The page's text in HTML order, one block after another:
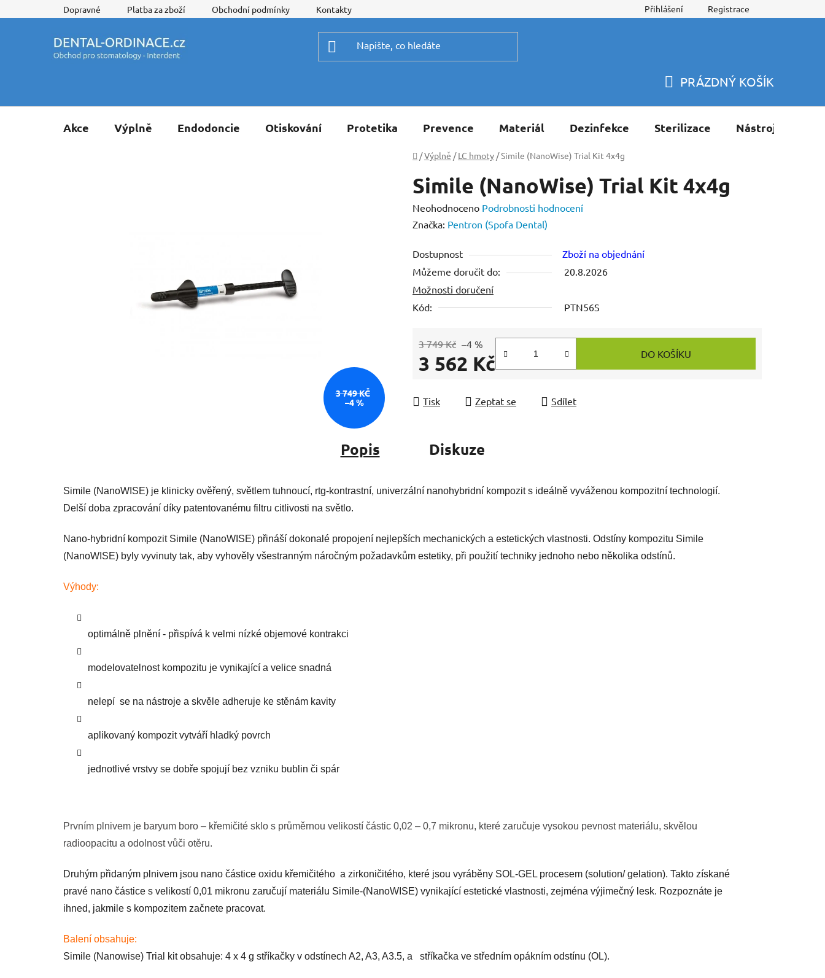
na
Dopravné Platba za zboží Obchodní podmínky Kontakty Přihlášení Registrace
KOŠÍK
PRÁZDNÝ KOŠÍK
Akce Výplně Endodoncie Otiskování Protetika Prevence Materiál Dezinfekce Sterilizace Nástroje
Domů
/Výplně / LC hmoty /Simile (NanoWise) Trial Kit 4x4g
Simile (NanoWise) Trial Kit 4x4g
Průměrné
hodnocení
je
0,0
z
5
Neohodnoceno Podrobnosti hodnocení
Značka: Pentron (Spofa Dental)
Dostupnost
Zboží na objednání
Můžeme doručit do:
20.8.2026
Možnosti doručení
Kód:
PTN56S
3 749 Kč –4 %
3 562 Kč DO KOŠÍKU
Tisk Zeptat se Sdílet
3 749 KČ
–4 %
Popis Diskuze
Simile (NanoWISE) je klinicky ověřený, světlem tuhnoucí, rtg-kontrastní, univerzální nanohybridní kompozit s ideálně vyváženou kompozitní technologií.
Delší doba zpracování díky patentovanému filtru citlivosti na světlo.
Nano-hybridní kompozit Simile (NanoWISE) přináší dokonalé propojení nejlepších mechanických a estetických vlastnosti. Odstíny kompozitu Simile
(NanoWISE) byly vyvinuty tak, aby vyhověly všestranným náročným požadavkům estetiky, při použití techniky jednoho nebo několika odstínů.
Výhody:
optimálně plnění - přispívá k velmi nízké objemové kontrakci
modelovatelnost kompozitu je vynikající a velice snadná
nelepí se na nástroje a skvěle adheruje ke stěnám kavity
aplikovaný kompozit vytváří hladký povrch
jednotlivé vrstvy se dobře spojují bez vzniku bublin či spár
Prvním plnivem je baryum boro – křemičité sklo s průměrnou velikostí částic 0,02 – 0,7 mikronu, které zaručuje vysokou pevnost materiálu, skvělou
radioopacitu a odolnost vůči otěru.
Druhým přidaným plnivem jsou nano částice oxidu křemičitého a zirkoničitého, které jsou vyráběny SOL-GEL procesem (solution/ gelation). Takto získané
pravé nano částice s velikostí 0,01 mikronu zaručují materiálu Simile-(NanoWISE) vynikající estetické vlastnosti, zejména výjimečný lesk. Rozpoznáte je
ihned, jakmile s kompozitem začnete pracovat.
Balení obsahuje:
Simile (Nanowise) Trial kit obsahuje: 4 x 4 g stříkačky v odstínech A2, A3, A3.5, a stříkačka ve středním opákním odstínu (OL).